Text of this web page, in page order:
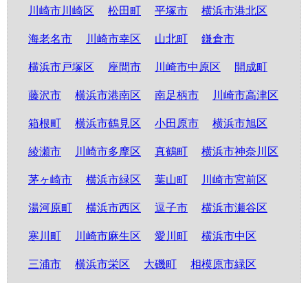
川崎市川崎区 松田町 平塚市 横浜市港北区
海老名市 川崎市幸区 山北町 鎌倉市
横浜市戸塚区 座間市 川崎市中原区 開成町
藤沢市 横浜市港南区 南足柄市 川崎市高津区
箱根町 横浜市鶴見区 小田原市 横浜市旭区
綾瀬市 川崎市多摩区 真鶴町 横浜市神奈川区
茅ヶ崎市 横浜市緑区 葉山町 川崎市宮前区
湯河原町 横浜市西区 逗子市 横浜市瀬谷区
寒川町 川崎市麻生区 愛川町 横浜市中区
三浦市 横浜市栄区 大磯町 相模原市緑区